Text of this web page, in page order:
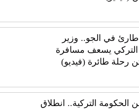
في الجو.. وزير
التركي يسعف مسافرة
رحلة طائرة (فيديو)
الحكومة التركية.. انطلاق